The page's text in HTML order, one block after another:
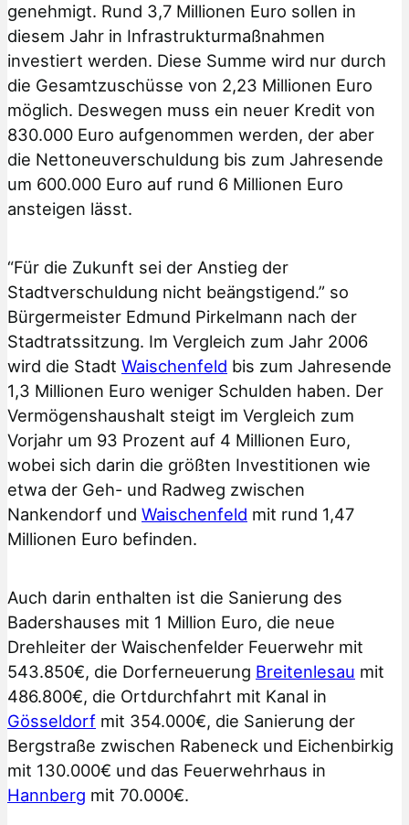
genehmigt. Rund 3,7 Millionen Euro sollen in
diesem Jahr in Infrastrukturmaßnahmen
investiert werden. Diese Summe wird nur durch
die Gesamtzuschüsse von 2,23 Millionen Euro
möglich. Deswegen muss ein neuer Kredit von
830.000 Euro aufgenommen werden, der aber
die Nettoneuverschuldung bis zum Jahresende
um 600.000 Euro auf rund 6 Millionen Euro
ansteigen lässt.
“Für die Zukunft sei der Anstieg der
Stadtverschuldung nicht beängstigend.” so
Bürgermeister Edmund Pirkelmann nach der
Stadtratssitzung. Im Vergleich zum Jahr 2006
wird die Stadt Waischenfeld bis zum Jahresende
1,3 Millionen Euro weniger Schulden haben. Der
Vermögenshaushalt steigt im Vergleich zum
Vorjahr um 93 Prozent auf 4 Millionen Euro,
wobei sich darin die größten Investitionen wie
etwa der Geh- und Radweg zwischen
Nankendorf und Waischenfeld mit rund 1,47
Millionen Euro befinden.
Auch darin enthalten ist die Sanierung des
Badershauses mit 1 Million Euro, die neue
Drehleiter der Waischenfelder Feuerwehr mit
543.850€, die Dorferneuerung Breitenlesau mit
486.800€, die Ortdurchfahrt mit Kanal in
Gösseldorf mit 354.000€, die Sanierung der
Bergstraße zwischen Rabeneck und Eichenbirkig
mit 130.000€ und das Feuerwehrhaus in
Hannberg mit 70.000€.